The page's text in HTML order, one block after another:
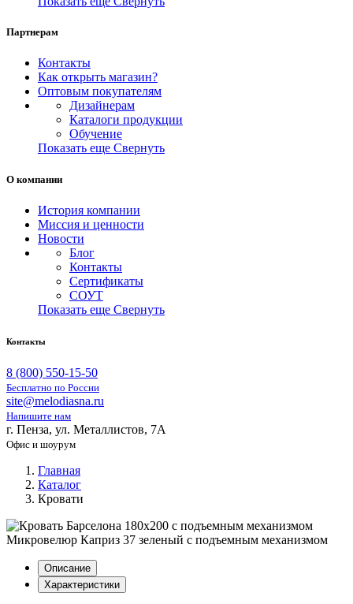
Партнерам
Контакты
Как открыть магазин?
Оптовым покупателям
Дизайнерам
Каталоги продукции
Обучение
Показать еще Свернуть
О компании
История компании
Миссия и ценности
Новости
Блог
Контакты
Сертификаты
СОУТ
Показать еще Свернуть
Контакты
8 (800) 550-15-50
Бесплатно по России
site@melodiasna.ru
Напишите нам
г. Пенза, ул. Металлистов, 7А
Офис и шоурум
Главная
Каталог
Кровати
Описание
Характеристики